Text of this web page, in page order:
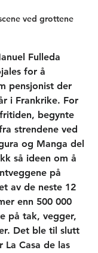
ved grottene
Fulleda
for å
pensjonist der
i Frankrike. For
begynte
strendene ved
og Manga del
så ideen om å
på
av de neste 12
enn 500 000
på tak, vegger,
Det ble til slutt
Casa de las